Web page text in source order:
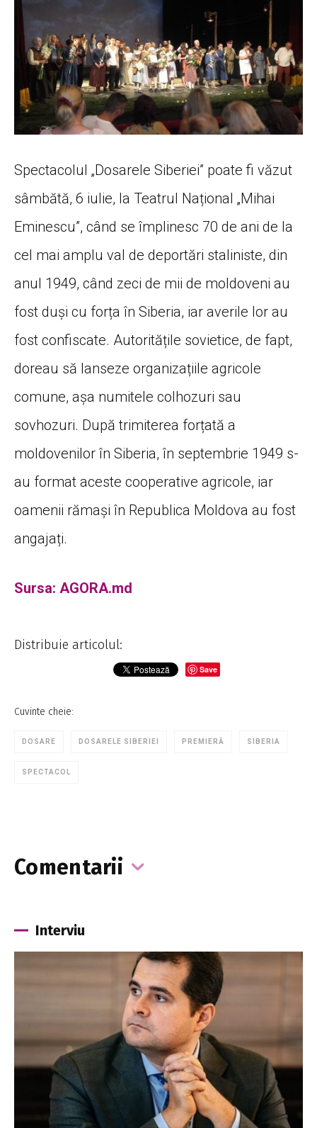
Spectacolul „Dosarele Siberiei” poate fi văzut
sâmbătă, 6 iulie, la Teatrul Național „Mihai
Eminescu”, când se împlinesc 70 de ani de la
cel mai amplu val de deportări staliniste, din
anul 1949, când zeci de mii de moldoveni au
fost duși cu forța în Siberia, iar averile lor au
fost confiscate. Autoritățile sovietice, de fapt,
doreau să lanseze organizațiile agricole
comune, așa numitele colhozuri sau
sovhozuri. După trimiterea forțată a
moldovenilor în Siberia, în septembrie 1949 s-
au format aceste cooperative agricole, iar
oamenii rămași în Republica Moldova au fost
angajați.
Sursa: AGORA.md
Distribuie articolul:
Save
Cuvinte cheie:
DOSARE DOSARELE SIBERIEI PREMIERĂ SIBERIA
SPECTACOL
Comentarii
Interviu